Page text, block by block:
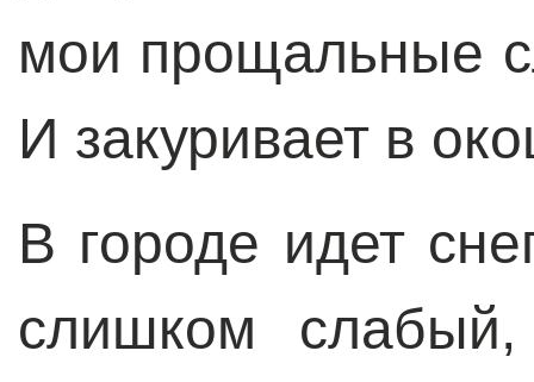
мои прощальные
И закуривает в
В городе идет
слишком